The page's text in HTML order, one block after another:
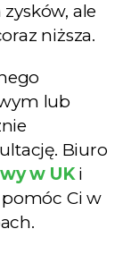
ale
niższa.
lub
Biuro
w UK i
Ci w